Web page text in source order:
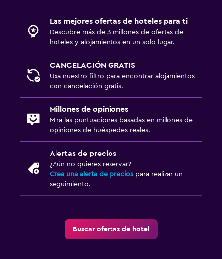
Ideal para familias
Libros, DVD, música para niños
Comidas para niños
Piscina
Piscina con vista
Terraza/patio
Zona de trabajo
Escritorio
Las mejores ofertas de hoteles para ti
Descubre más de 3 millones de ofertas de
hoteles y alojamientos en un solo lugar.
CANCELACIÓN GRATIS
Usa nuestro filtro para encontrar alojamientos
con cancelación gratis.
Millones de opiniones
Mira las puntuaciones basadas en millones de
opiniones de huéspedes reales.
Alertas de precios
¿Aún no quieres reservar?
Crea una alerta de precios para realizar un
seguimiento.
Buscar ofertas de hotel